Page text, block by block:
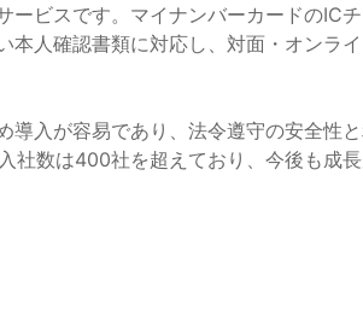
ービスです。マイナンバーカードのIC
本人確認書類に対応し、対面・オンラ
導入が容易であり、法令遵守の安全性
数は400社を超えており、今後も成長